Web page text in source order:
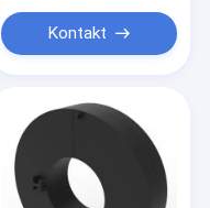
Kontakt